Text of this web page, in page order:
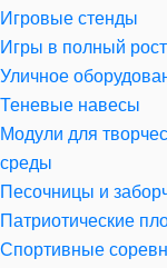
Игровые стенды
Игры в полный рост
Уличное
Теневые навесы
Модули для
среды
Песочницы и
Патриотические
Спортивные